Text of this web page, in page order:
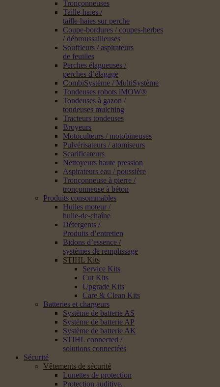
Tronçonneuses
Taille-haies /
taille-haies sur perche
Coupe-bordures / coupes-herbes
/ débroussailleuses
Souffleurs / aspirateurs
de feuilles
Perches élagueuses /
perches d’élagage
CombiSystème / MultiSystème
Tondeuses robots iMOW®
Tondeuses à gazon /
tondeuses mulching
Tracteurs tondeuses
Broyeurs
Motoculteurs / motobineuses
Pulvérisateurs / atomiseurs
Scarificateurs
Nettoyeurs haute pression
Aspirateurs eau / poussière
Tronçonneuse à pierre /
tronçonneuse à béton
Produits consommables
Huiles moteur /
huile-de-chaîne
Détergents /
Produits d’entretien
Bidons d’essence /
systèmes de remplissage
STIHL Kits
Service Kits
Cut Kits
Upgrade Kits
Care & Clean Kits
Batteries et chargeurs
Système de batterie AS
Système de batterie AP
Système de batterie AK
STIHL connected /
solutions connectées
Sécurité
Vêtements de sécurité
Lunettes de protection
Protection auditive,